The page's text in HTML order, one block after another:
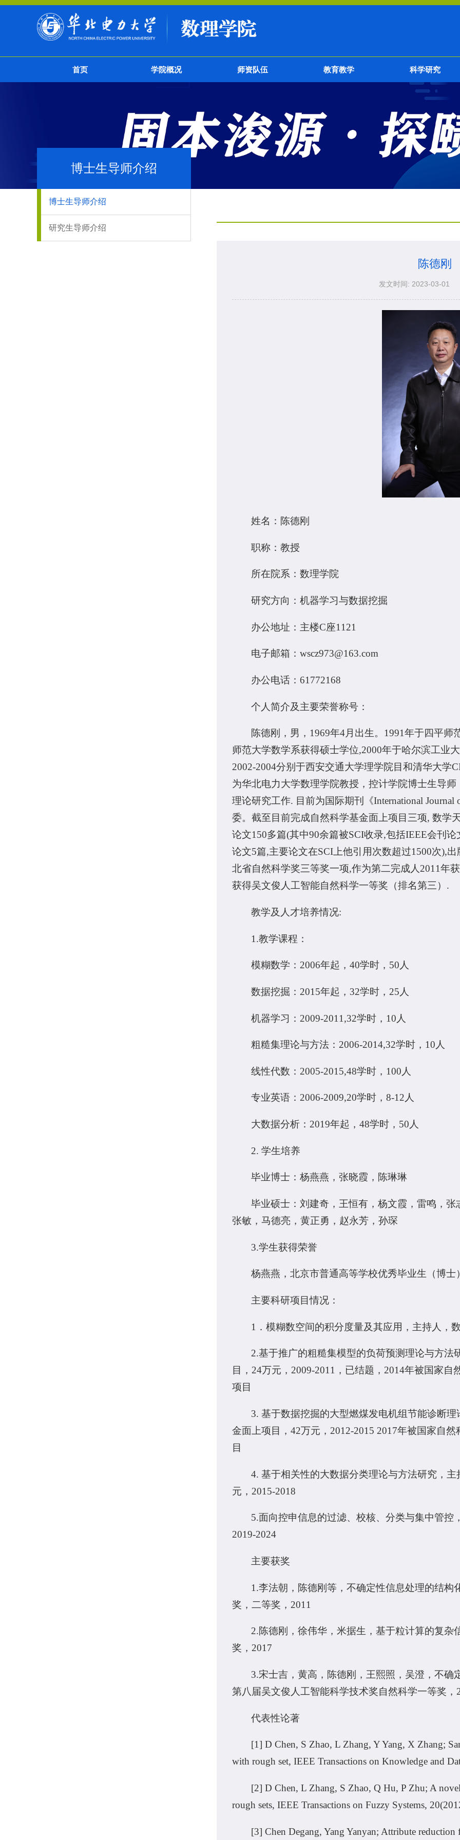
首页 学院概况 师资队伍 教育教学 科学研究
博士生导师介绍
博士生导师介绍
研究生导师介绍
陈德刚
发文时间: 2023-03-01
姓名：陈德刚
职称：教授
所在院系：数理学院
研究方向：机器学习与数据挖掘
办公地址：主楼C座1121
电子邮箱：wscz973@163.com
办公电话：61772168
个人简介及主要荣誉称号：
陈德刚，男，1969年4月出生。1991年于四平
师范大学数学系获得硕士学位,2000年于哈尔滨工业
2002-2004分别于西安交通大学理学院目和清华大学
为华北电力大学数理学院教授，控计学院博士生导
理论研究工作. 目前为国际期刊《International Journal
委。截至目前完成自然科学基金面上项目三项, 数学
论文150多篇(其中90余篇被SCI收录,包括IEEE会刊
论文5篇,主要论文在SCI上他引用次数超过1500次),
北省自然科学奖三等奖一项,作为第二完成人2011年
获得吴文俊人工智能自然科学一等奖（排名第三）.
教学及人才培养情况:
1.教学课程：
模糊数学：2006年起，40学时，50人
数据挖掘：2015年起，32学时，25人
机器学习：2009-2011,32学时，10人
粗糙集理论与方法：2006-2014,32学时，10人
线性代数：2005-2015,48学时，100人
专业英语：2006-2009,20学时，8-12人
大数据分析：2019年起，48学时，50人
2. 学生培养
毕业博士：杨燕燕，张晓霞，陈琳琳
毕业硕士：刘建奇，王恒有，杨文霞，雷鸣，
张敏，马德亮，黄正勇，赵永芳，孙琛
3.学生获得荣誉
杨燕燕，北京市普通高等学校优秀毕业生（博士
主要科研项目情况：
1．模糊数空间的积分度量及其应用，主持人，
2.基于推广的粗糙集模型的负荷预测理论与方
目，24万元，2009-2011，已结题，2014年被国家
项目
3. 基于数据挖掘的大型燃煤发电机组节能诊断
金面上项目，42万元，2012-2015 2017年被国家自
目
4. 基于相关性的大数据分类理论与方法研究，
元，2015-2018
5.面向控申信息的过滤、校核、分类与集中管控
2019-2024
主要获奖
1.李法朝，陈德刚等，不确定性信息处理的结
奖，二等奖，2011
2.陈德刚，徐伟华，米据生，基于粒计算的复
奖，2017
3.宋士吉，黄高，陈德刚，王熙照，吴澄，不
第八届吴文俊人工智能科学技术奖自然科学一等奖，
代表性论著
[1] D Chen, S Zhao, L Zhang, Y Yang, X Zhang;
with rough set, IEEE Transactions on Knowledge and
[2] D Chen, L Zhang, S Zhao, Q Hu, P Zhu; A
rough sets, IEEE Transactions on Fuzzy Systems,
[3] Chen Degang, Yang Yanyan; Attribute reduction